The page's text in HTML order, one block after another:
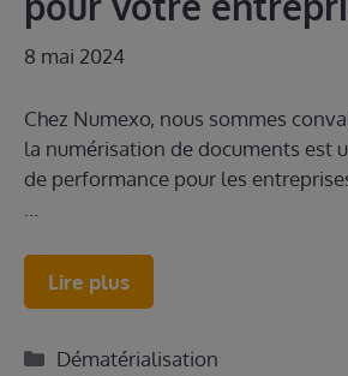
8 mai 2024
Chez Numexo, nous sommes
la numérisation de documents est
de performance pour les
…
Lire plus
Catégories
Dématérialisation